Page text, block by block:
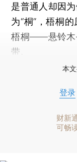
是普通人却因
为“桐”，梧桐
梧桐——悬铃木
带。
本
登录
财新
可畅